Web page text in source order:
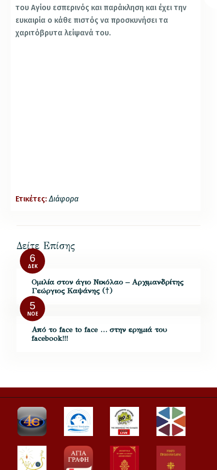
του Αγίου εσπερινός και παράκληση και έχει την
ευκαιρία ο κάθε πιστός να προσκυνήσει τα
χαριτόβρυτα λείψανά του.
Ετικέτες: Διάφορα
Δείτε Επίσης
6
ΔΕΚ
Ομιλία στον άγιο Νικόλαο – Αρχιμανδρίτης
Γεώργιος Καψάνης (†)
5
ΝΟΈ
Από το face to face … στην ερημιά του
facebook!!!